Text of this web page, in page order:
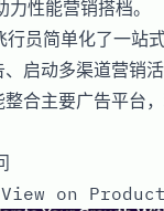
性能营销搭档。
行员简单化了一站
启动多渠道营销
整合主要广告平台
View on